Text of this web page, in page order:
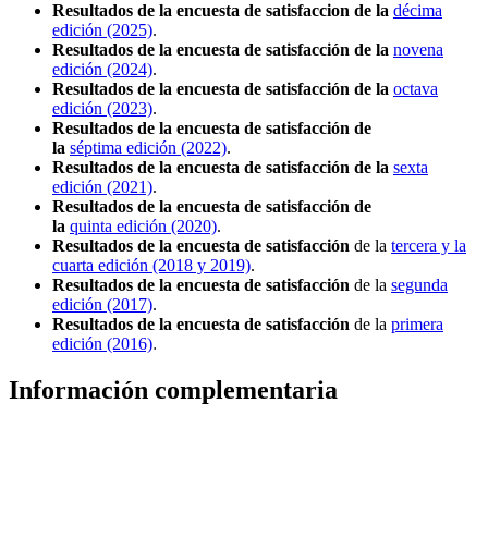
Resultados de la encuesta de satisfaccion de la décima
edición (2025).
Resultados de la encuesta de satisfacción de la novena
edición (2024).
Resultados de la encuesta de satisfacción de la octava
edición (2023).
Resultados de la encuesta de satisfacción de
la séptima edición (2022).
Resultados de la encuesta de satisfacción de la sexta
edición (2021).
Resultados de la encuesta de satisfacción de
la quinta edición (2020).
Resultados de la encuesta de satisfacción de la tercera y la
cuarta edición (2018 y 2019).
Resultados de la encuesta de satisfacción de la segunda
edición (2017).
Resultados de la encuesta de satisfacción de la primera
edición (2016).
Información complementaria